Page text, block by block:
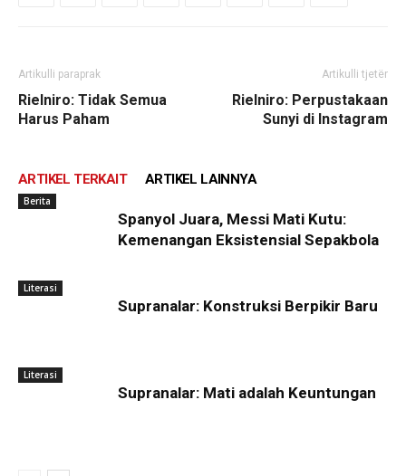
Artikulli paraprak
Rielniro: Tidak Semua
Harus Paham
Artikulli tjetër
Rielniro: Perpustakaan
Sunyi di Instagram
ARTIKEL TERKAIT ARTIKEL LAINNYA
Berita
Spanyol Juara, Messi Mati Kutu:
Kemenangan Eksistensial Sepakbola
Literasi
Supranalar: Konstruksi Berpikir Baru
Literasi
Supranalar: Mati adalah Keuntungan